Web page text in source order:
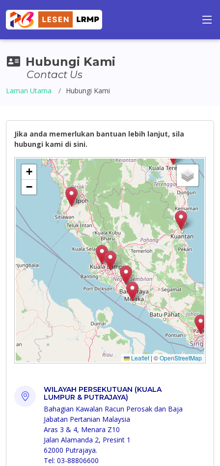
Hubungi Kami
Contact Us
Laman Utama Hubungi Kami
Jika anda memerlukan bantuan lebih lanjut, sila
hubungi kami di sini.
WILAYAH PERSEKUTUAN (KUALA
LUMPUR & PUTRAJAYA)
Bahagian Kawalan Racun Perosak dan Baja
Jabatan Pertanian Malaysia
Aras 3 & 4, Menara Z10
Jalan Alamanda 2, Presint 1
62000 Putrajaya.
Tel: 03-88806600